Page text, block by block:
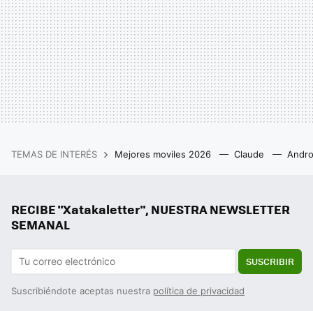
TEMAS DE INTERÉS Mejores moviles 2026 Claude
RECIBE "Xatakaletter", NUESTRA NEWSLETTER
SEMANAL
SUSCRIBIR
Suscribiéndote aceptas nuestra política de privacidad